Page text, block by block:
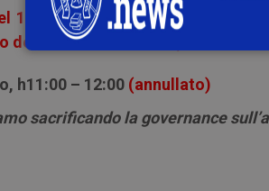
18 febbraio è stato annullato a
17/02 alle ore 9:30)
h11:00 – 12:00 (annullato)
sacrificando la governance